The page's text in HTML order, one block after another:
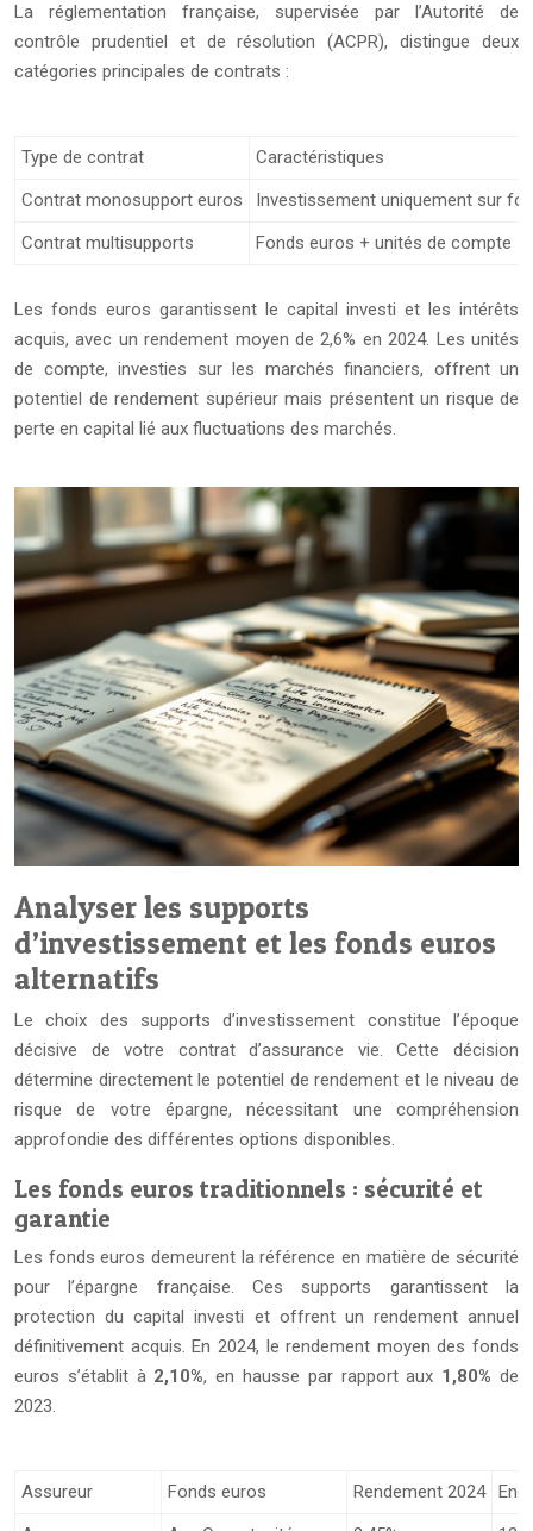
La réglementation française, supervisée par l’Autorité de
contrôle prudentiel et de résolution (ACPR), distingue deux
catégories principales de contrats :
Type de contrat
Caractéristiques
Contrat monosupport euros
Investissement uniquement sur
Contrat multisupports
Fonds euros + unités de compte
Les fonds euros garantissent le capital investi et les intérêts
acquis, avec un rendement moyen de 2,6% en 2024. Les unités
de compte, investies sur les marchés financiers, offrent un
potentiel de rendement supérieur mais présentent un risque de
perte en capital lié aux fluctuations des marchés.
Analyser les supports
d’investissement et les fonds euros
alternatifs
Le choix des supports d’investissement constitue l’époque
décisive de votre contrat d’assurance vie. Cette décision
détermine directement le potentiel de rendement et le niveau de
risque de votre épargne, nécessitant une compréhension
approfondie des différentes options disponibles.
Les fonds euros traditionnels : sécurité et
garantie
Les fonds euros demeurent la référence en matière de sécurité
pour l’épargne française. Ces supports garantissent la
protection du capital investi et offrent un rendement annuel
définitivement acquis. En 2024, le rendement moyen des fonds
euros s’établit à 2,10%, en hausse par rapport aux 1,80% de
2023.
Assureur Fonds euros Rendement 2024